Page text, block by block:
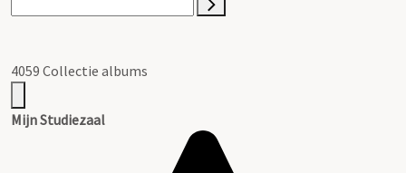
4059 Collectie albums
Mijn Studiezaal